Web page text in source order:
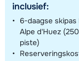
inclusief:
6-daagse skipas
Alpe d'Huez (250 km
piste)